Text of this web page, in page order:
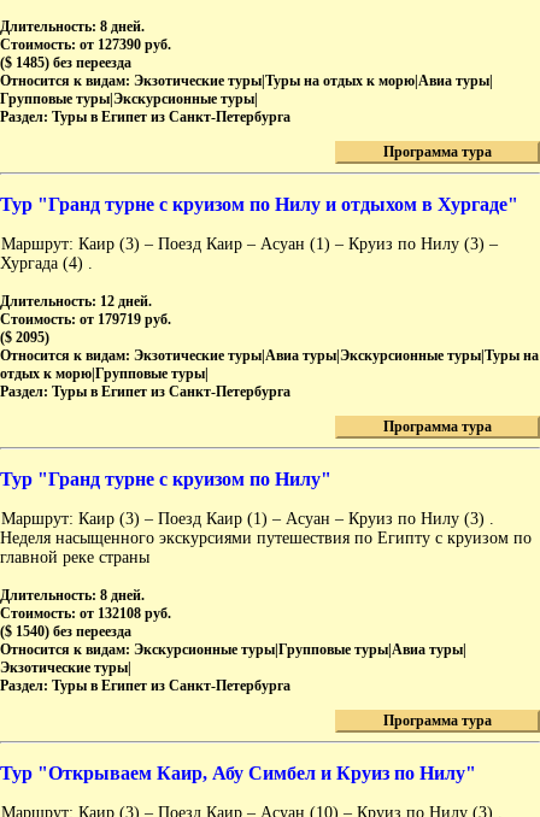
Длительность: 8 дней.
Стоимость: от 127390 руб.
($ 1485) без переезда
Относится к видам: Экзотические туры|Туры на отдых к морю|Авиа туры|
Групповые туры|Экскурсионные туры|
Раздел: Туры в Египет из Санкт-Петербурга
Программа тура
Тур "Гранд турне с круизом по Нилу и отдыхом в Хургаде"
Маршрут: Каир (3) – Поезд Каир – Асуан (1) – Круиз по Нилу (3) –
Хургада (4) .
Длительность: 12 дней.
Стоимость: от 179719 руб.
($ 2095)
Относится к видам: Экзотические туры|Авиа туры|Экскурсионные туры|Туры на
отдых к морю|Групповые туры|
Раздел: Туры в Египет из Санкт-Петербурга
Программа тура
Тур "Гранд турне с круизом по Нилу"
Маршрут: Каир (3) – Поезд Каир (1) – Асуан – Круиз по Нилу (3) .
Неделя насыщенного экскурсиями путешествия по Египту с круизом по
главной реке страны
Длительность: 8 дней.
Стоимость: от 132108 руб.
($ 1540) без переезда
Относится к видам: Экскурсионные туры|Групповые туры|Авиа туры|
Экзотические туры|
Раздел: Туры в Египет из Санкт-Петербурга
Программа тура
Тур "Открываем Каир, Абу Симбел и Круиз по Нилу"
Маршрут: Каир (3) – Поезд Каир – Асуан (10) – Круиз по Нилу (3) .